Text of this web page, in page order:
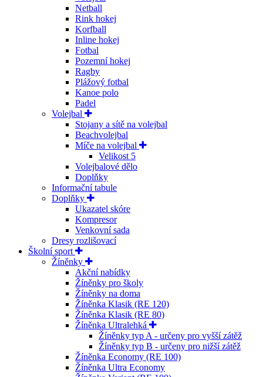
Netball
Rink hokej
Korfball
Inline hokej
Fotbal
Pozemní hokej
Ragby
Plážový fotbal
Kanoe polo
Padel
Volejbal
Stojany a sítě na volejbal
Beachvolejbal
Míče na volejbal
Velikost 5
Volejbalové dělo
Doplňky
Informační tabule
Doplňky
Ukazatel skóre
Kompresor
Venkovní sada
Dresy rozlišovací
Školní sport
Žíněnky
Akční nabídky
Žíněnky pro školy
Žíněnky na doma
Žíněnka Klasik (RE 120)
Žíněnka Klasik (RE 80)
Žíněnka Ultralehká
Žíněnky typ A - určeny pro vyšší zátěž
Žíněnky typ B - určeny pro nižší zátěž
Žíněnka Economy (RE 100)
Žíněnka Ultra Economy